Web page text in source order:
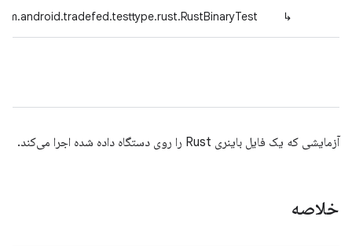
↳
آزمایشی که یک فایل باینری Rust را روی دستگاه داده شده اجرا می‌کند.
خلاصه